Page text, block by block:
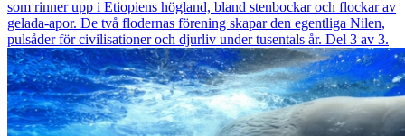
som rinner upp i Etiopiens högland, bland stenbockar och flockar av
gelada-apor. De två flodernas förening skapar den egentliga Nilen,
pulsåder för civilisationer och djurliv under tusentals år. Del 3 av 3.